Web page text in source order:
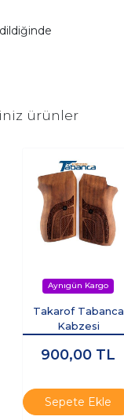
ürünler
Takarof Tabanca
Kabzesi
900,00 TL
Sepete Ekle